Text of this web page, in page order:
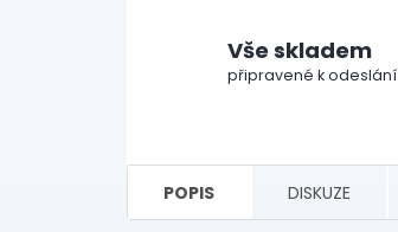
Vše skladem
připravené k odeslání
POPIS DISKUZE